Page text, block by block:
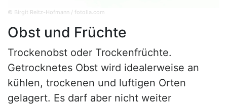
© Birgit Reitz-Hofmann / fotolia.com
Obst und Früchte
Trockenobst oder Trockenfrüchte.
Getrocknetes Obst wird idealerweise an
kühlen, trockenen und luftigen Orten
gelagert. Es darf aber nicht weiter